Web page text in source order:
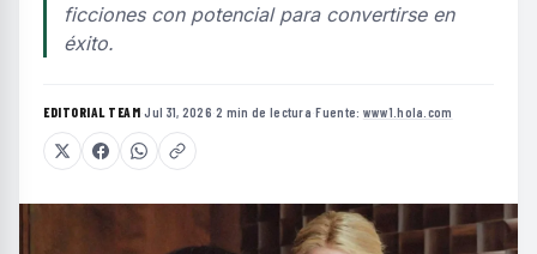
ficciones con potencial para convertirse en
éxito.
EDITORIAL TEAM·Jul 31, 2026·2 min de lectura·Fuente: www1.hola.com